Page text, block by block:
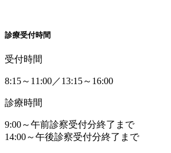
診療受付時間
受付時間
8:15～11:00／13:15～16:00
診療時間
9:00～午前診察受付分終了まで
14:00～午後診察受付分終了まで